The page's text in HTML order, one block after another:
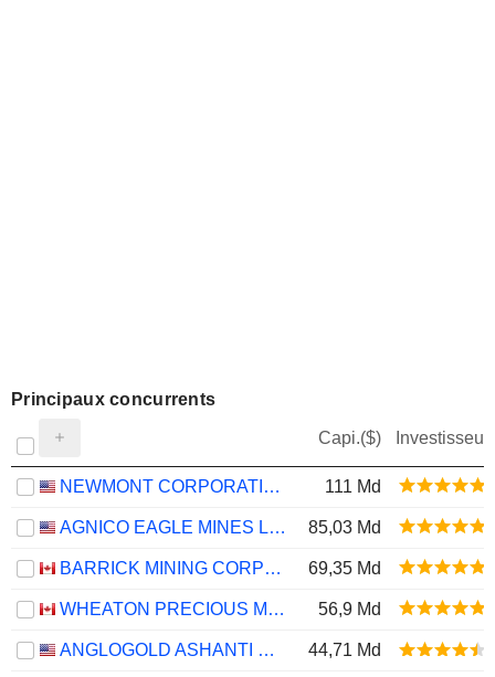
Principaux concurrents
Capi.($) Investisseur
NEWMONT CORPORATION 111 Md
AGNICO EAGLE MINES LIMITED 85,03 Md
BARRICK MINING CORPORATION 69,35 Md
WHEATON PRECIOUS METALS CORP. 56,9 Md
ANGLOGOLD ASHANTI PLC 44,71 Md